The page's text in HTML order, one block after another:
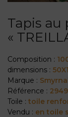
Tapis au
«
Composition :
dimensions :
Marque :
Référence : 2949
Toile : toile
Vendu : en toile